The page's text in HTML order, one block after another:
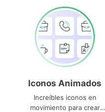
Iconos Animados
Increíbles iconos en
movimiento para crear